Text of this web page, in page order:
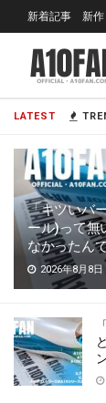
LATEST
「キツいバ
ール)って無
なかったん
2026年8月8日
新着記事 新作